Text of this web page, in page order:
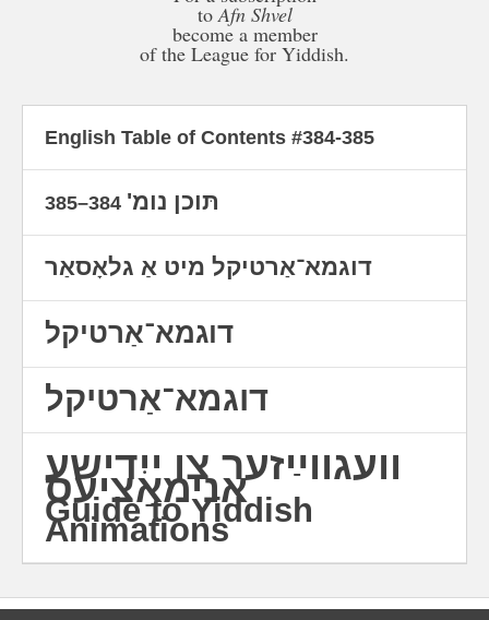
toAfn Shvel
become a member
of the League for Yiddish.
English Table of Contents #384-385
תּוכן נומ'
דוגמא־אַרטיקל מיט אַ גלאָסאַר
דוגמא־אַרטיקל
דוגמא־אַרטיקל
וועגווײַזער צו ייִדישע
אַנימאַציעס
Guide to Yiddish
Animations